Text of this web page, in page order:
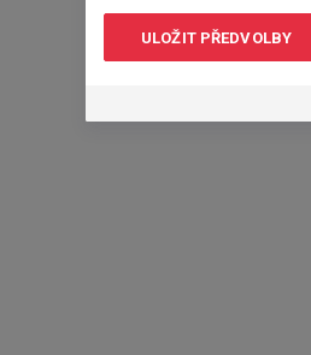
ULOŽIT PŘEDVOLBY